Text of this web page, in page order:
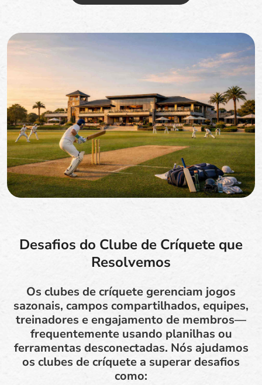
Desafios do Clube de Críquete que
Resolvemos
Os clubes de críquete gerenciam jogos
sazonais, campos compartilhados, equipes,
treinadores e engajamento de membros—
frequentemente usando planilhas ou
ferramentas desconectadas. Nós ajudamos
os clubes de críquete a superar desafios
como: